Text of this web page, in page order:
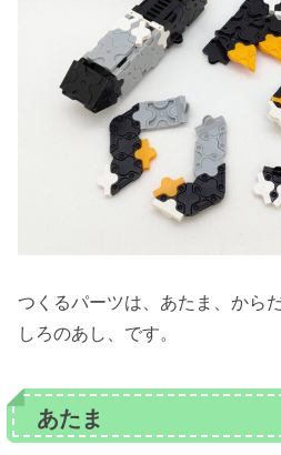
つくるパーツは、あたま、から
しろのあし、です。
あたま